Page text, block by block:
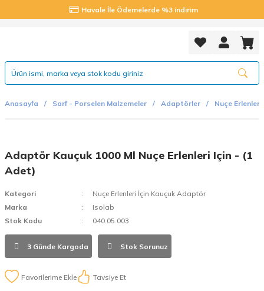
Havale İle Ödemelerde %3 indirim
Anasayfa Sarf - Porselen Malzemeler Adaptörler Nuçe
Adaptör Kauçuk 1000 Ml Nuçe Erlenleri Için - (1
Adet)
Kategori
Nuçe Erlenleri İçin Kauçuk Adaptör
Marka
Isolab
Stok Kodu
040.05.003
3 Günde Kargoda Stok Sorunuz
Tavsiye Et